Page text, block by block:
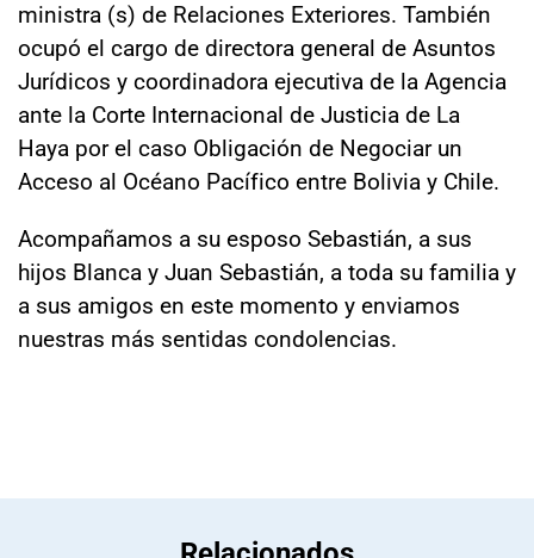
ministra (s) de Relaciones Exteriores. También
ocupó el cargo de directora general de Asuntos
Jurídicos y coordinadora ejecutiva de la Agencia
ante la Corte Internacional de Justicia de La
Haya por el caso Obligación de Negociar un
Acceso al Océano Pacífico entre Bolivia y Chile.
Acompañamos a su esposo Sebastián, a sus
hijos Blanca y Juan Sebastián, a toda su familia y
a sus amigos en este momento y enviamos
nuestras más sentidas condolencias.